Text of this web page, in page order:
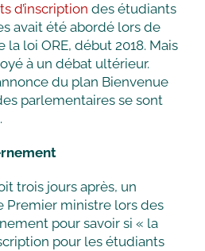
d’inscription des étudiants
avait été abordé lors de
la loi ORE, début 2018. Mais
à un débat ultérieur.
du plan Bienvenue
parlementaires se sont
trois jours après, un
ministre lors des
pour savoir si « la
pour les étudiants